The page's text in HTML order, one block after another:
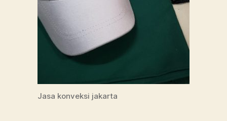
Jasa konveksi jakarta